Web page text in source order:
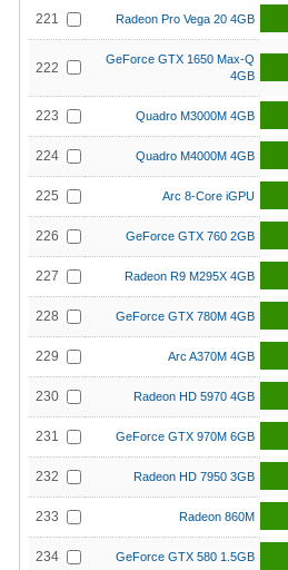
221 Radeon Pro Vega 20 4GB
222
GeForce GTX 1650 Max-Q
4GB
223 Quadro M3000M 4GB
224 Quadro M4000M 4GB
225 Arc 8-Core iGPU
226 GeForce GTX 760 2GB
227 Radeon R9 M295X 4GB
228 GeForce GTX 780M 4GB
229 Arc A370M 4GB
230 Radeon HD 5970 4GB
231 GeForce GTX 970M 6GB
232 Radeon HD 7950 3GB
233 Radeon 860M
234 GeForce GTX 580 1.5GB